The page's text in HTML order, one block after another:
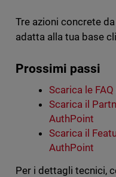
Tre azioni concrete
adatta alla tua base
Prossimi passi
Scarica le
Scarica il
AuthPoint
Scarica il
AuthPoint
Per i dettagli tecnici,